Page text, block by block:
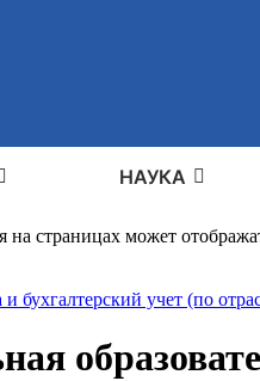
НАУКА
страницах может
бухгалтерский учет (по